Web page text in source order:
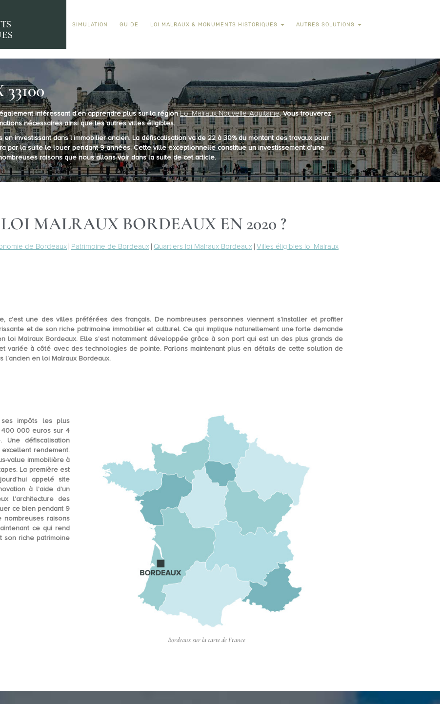
SIMULATION GUIDE LOI MALRAUX & MONUMENTS HISTORIQUES AUTRES SOLUTIONS
intéressant d’en apprendre plus sur la régionLoi Malraux Nouvelle-Aquitaine. Vous trouverez
nécessaires ainsi que les autres villes éligibles.
investissant dans l’immobilier ancien. La défiscalisation va de 22 à 30% du montant des travaux pour
par la suite le louer pendant 9 années. Cette ville exceptionnelle constitue un investissement d’une
raisons que nous allons voir dans la suite de cet article.
MALRAUX BORDEAUX EN 2020 ?
de Bordeaux | Patrimoine de Bordeaux | Quartiers loi Malraux Bordeaux | Villes éligibles loi Malraux
c’est une des villes préférées des français. De nombreuses personnes viennent s’installer et profiter
et de son riche patrimoine immobilier et culturel. Ce qui implique naturellement une forte demande
loi Malraux Bordeaux. Elle s’est notamment développée grâce à son port qui est un des plus grands de
variée à côté avec des technologies de pointe. Parlons maintenant plus en détails de cette solution de
l’ancien en loi Malraux Bordeaux.
impôts les plus
400 000 euros sur 4
défiscalisation
rendement.
value immobilière à
La première est
appelé site
à l’aide d’un
l’architecture des
ce bien pendant 9
raisons
ce qui rend
riche patrimoine
Bordeaux sur la carte de France